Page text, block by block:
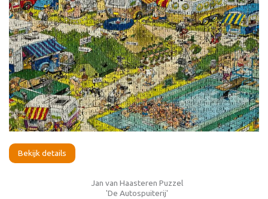
Bekijk details
Jan van Haasteren Puzzel
'De Autospuiterij'